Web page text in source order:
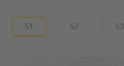
S1 S2 S3